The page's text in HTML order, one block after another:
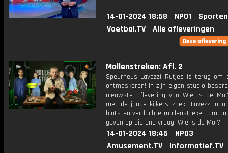
14-01-2024 18:58 NPO1
Voetbal.TV
Alle afleveringen
Mollenstreken: Afl. 2
Speurneus Lavezzi Rutjes is terug om
ontmaskeren! In zijn eigen studio
nieuwste aflevering van Wie is de
met de jonge kijkers zoekt Lavezzi
hints en verdachte mollenstreken om
geven op die ene vraag: Wie is de Mol?
14-01-2024 18:45
NPO3
Amusement.TV
Informatief.TV